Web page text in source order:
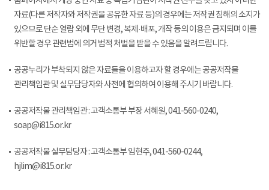
자료(다른 저작자와 저작권을 공유한 자료 등)의 경우에는 저작권 침해의 소지가
있으므로 단순 열람 외에 무단 변경, 복제·배포, 개작 등의 이용은 금지되며 이를
위반할 경우 관련법에 의거 법적 처벌을 받을 수 있음을 알려드립니다.
공공누리가 부착되지 않은 자료들을 이용하고자 할 경우에는 공공저작물
관리책임관 및 실무담당자와 사전에 협의하여 이용해 주시기 바랍니다.
공공저작물 관리책임관 : 고객소통부 부장 서혜원, 041-560-0240,
soap@i815.or.kr
공공저작물 실무담당자 : 고객소통부 임현주, 041-560-0244,
hjlim@i815.or.kr